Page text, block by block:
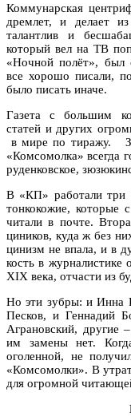
Коммунарская
дремлет, и делает
талантлив и
который вел на ТВ
«Ночной полёт»,
все хорошо писали,
было писать иначе.
Газета с большим
статей и других
в мире по тиражу.
«Комсомолка» всегда
руденковское,
В «КП» работали три
тонкокожие, которые
читали в почте.
циников, куда ж без
цинизм не впала, и в
кость в журналистике
XIX века, отчасти из
Но эти зубры: и Инна
Песков, и Геннадий
Аграновский, другие
им замены нет.
оголенной, не
«Комсомолки». В
для огромной